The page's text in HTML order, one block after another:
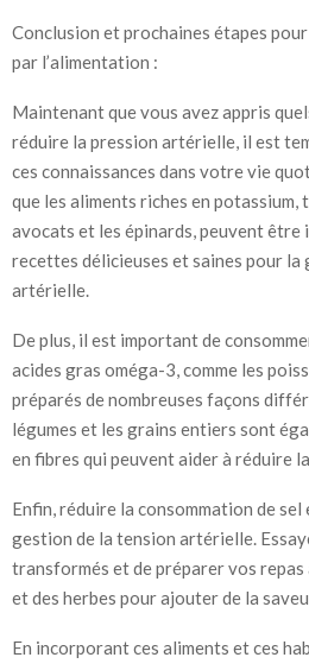
Conclusion et prochaines étapes
par l’alimentation :
Maintenant que vous avez appris
réduire la pression artérielle, il est
ces connaissances dans votre vie
que les aliments riches en potassium,
avocats et les épinards, peuvent être
recettes délicieuses et saines pour la
artérielle.
De plus, il est important de
acides gras oméga-3, comme les
préparés de nombreuses façons
légumes et les grains entiers sont
en fibres qui peuvent aider à réduire
Enfin, réduire la consommation de sel
gestion de la tension artérielle.
transformés et de préparer vos repas
et des herbes pour ajouter de la
En incorporant ces aliments et ces